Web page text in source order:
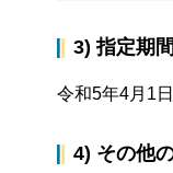
3) 指定期間
令和5年4月1
4) その他